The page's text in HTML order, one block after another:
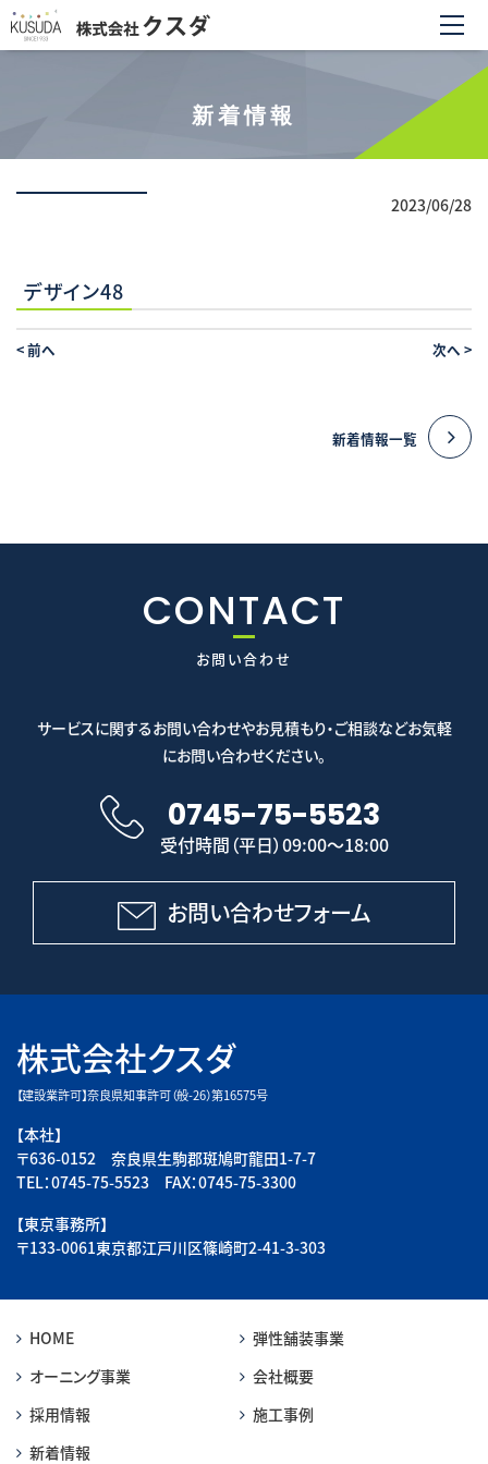
新着情報
2023/06/28
デザイン48
<前へ 次へ >
新着情報一覧
CONTACT
お問い合わせ
サービスに関するお問い合わせやお見積もり・ご相談などお気軽
にお問い合わせください。
0745-75-5523
受付時間（平日）09:00～18:00
お問い合わせフォーム
株式会社クスダ
【建設業許可】奈良県知事許可（般-26）第16575号
【本社】
〒636-0152 奈良県生駒郡斑鳩町龍田1-7-7
TEL：0745-75-5523 FAX：0745-75-3300
【東京事務所】
〒133-0061東京都江戸川区篠崎町2-41-3-303
HOME
弾性舗装事業
オーニング事業
会社概要
採用情報
施工事例
新着情報